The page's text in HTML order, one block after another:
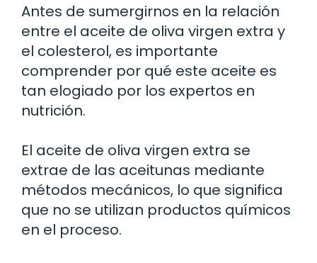
Antes de sumergirnos en la relación
entre el aceite de oliva virgen extra y
el colesterol, es importante
comprender por qué este aceite es
tan elogiado por los expertos en
nutrición.
El aceite de oliva virgen extra se
extrae de las aceitunas mediante
métodos mecánicos, lo que significa
que no se utilizan productos químicos
en el proceso.